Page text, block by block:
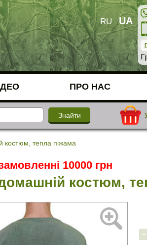
RU UA
ПРО НАС
костюм, тепла піжама
10000 грн
костюм,
-